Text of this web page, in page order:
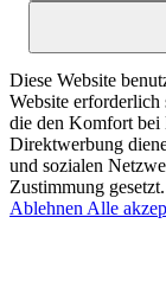
Diese Website
Website erforderlich
die den Komfort bei
Direktwerbung
und sozialen
Zustimmung gesetzt.
Ablehnen Alle